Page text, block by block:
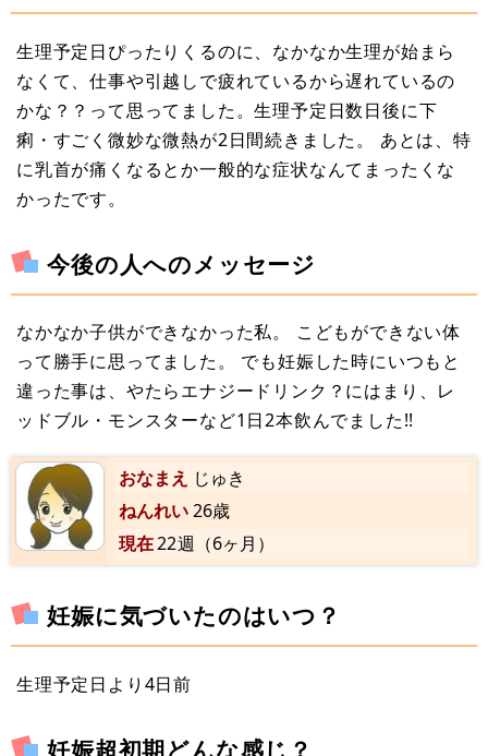
生理予定日ぴったりくるのに、なかなか生理が始まら
なくて、仕事や引越しで疲れているから遅れているの
かな？？って思ってました。生理予定日数日後に下
痢・すごく微妙な微熱が2日間続きました。 あとは、特
に乳首が痛くなるとか一般的な症状なんてまったくな
かったです。
今後の人へのメッセージ
なかなか子供ができなかった私。 こどもができない体
って勝手に思ってました。 でも妊娠した時にいつもと
違った事は、やたらエナジードリンク？にはまり、レ
ッドブル・モンスターなど1日2本飲んでました!!
おなまえ じゅき
ねんれい26歳
現在22週（6ヶ月）
妊娠に気づいたのはいつ？
生理予定日より4日前
妊娠超初期どんな感じ？